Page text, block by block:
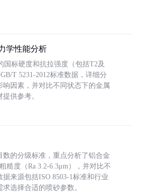
学性能分析
国标硬度和抗拉强度（包括T2及
T 5231-2012标准数据，详细分
响因素，并对比不同状态下的金属
供参考。
数的分级标准，重点分析了铝合金
糙度（Ra 3.2-6.3μm），并对比不
据来源包括ISO 8503-1标准和行业
选择合适的喷砂参数。